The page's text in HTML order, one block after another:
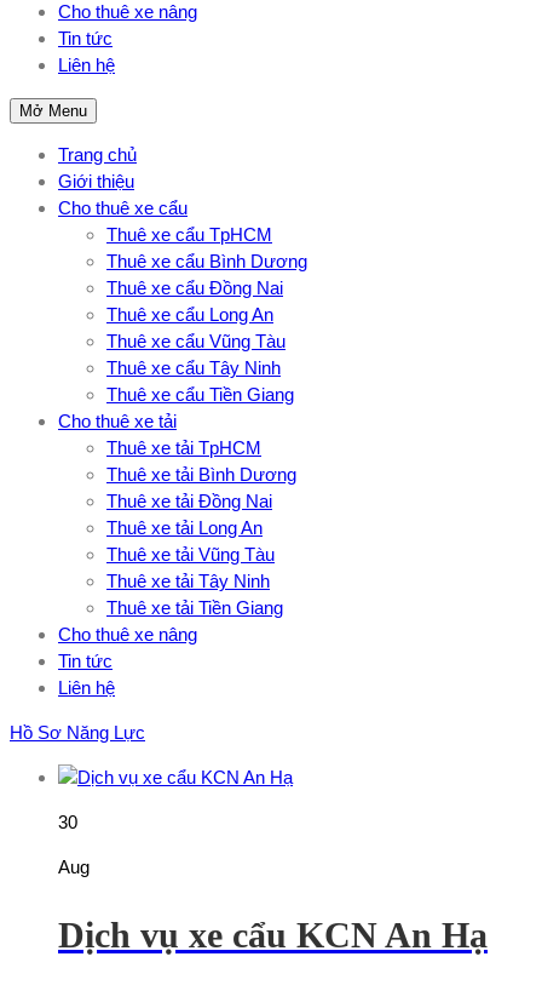
Cho thuê xe nâng
Tin tức
Liên hệ
Mở Menu
Trang chủ
Giới thiệu
Cho thuê xe cẩu
Thuê xe cẩu TpHCM
Thuê xe cẩu Bình Dương
Thuê xe cẩu Đồng Nai
Thuê xe cẩu Long An
Thuê xe cẩu Vũng Tàu
Thuê xe cẩu Tây Ninh
Thuê xe cẩu Tiền Giang
Cho thuê xe tải
Thuê xe tải TpHCM
Thuê xe tải Bình Dương
Thuê xe tải Đồng Nai
Thuê xe tải Long An
Thuê xe tải Vũng Tàu
Thuê xe tải Tây Ninh
Thuê xe tải Tiền Giang
Cho thuê xe nâng
Tin tức
Liên hệ
Hồ Sơ Năng Lực
30
Aug
Dịch vụ xe cẩu KCN An Hạ